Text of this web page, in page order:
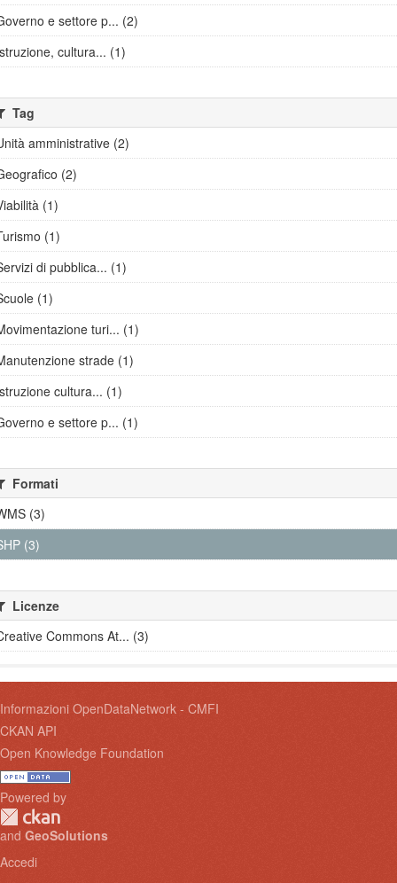
e settore p... (2)
cultura... (1)
Tag
amministrative (2)
(2)
(1)
(1)
di pubblica... (1)
(1)
turi... (1)
strade (1)
cultura... (1)
e settore p... (1)
Formati
(3)
(3)
Licenze
Commons At... (3)
Informazioni OpenDataNetwork - CMFI
CKAN API
Open Knowledge Foundation
Powered by
and GeoSolutions
Accedi